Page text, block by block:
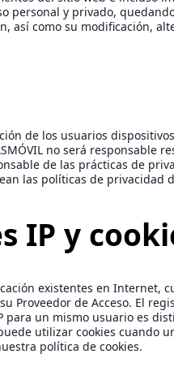
personal y privado,
así como su modificación,
de los usuarios
no será responsable
de las prácticas de
las políticas de privacidad
IP y
existentes en Internet,
Proveedor de Acceso. El
para un mismo usuario es
utilizar cookies cuando
política de cookies.